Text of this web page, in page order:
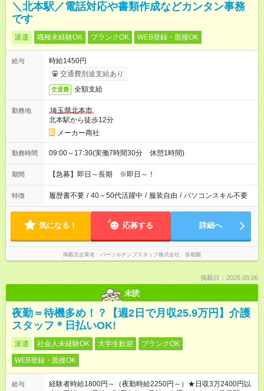
＼北本駅／電話対応や書類作成などカンタン事務
です
派遣 職種未経験OK ブランクOK WEB登録・面接OK
給与
時給1450円
交通費別途支給あり
交通費 全額支給
勤務地
埼玉県北本市
北本駅から徒歩12分
メーカー商社
勤務時間 09:00～17:30(実働7時間30分 休憩1時間)
期間 【急募】即日～長期 ※即日～！
特徴 履歴書不要 / 40～50代活躍中 / 服装自由 / パソコンスキル不要
気になる！ 応募する 詳細へ
掲載元企業名 パーソルテンプスタッフ株式会社 首都圏
掲載日：2026.08.06
未読
夜勤＝待機多め！？【週2日で月収25.9万円】介護
スタッフ＊日払いOK!
派遣 社会人未経験OK 大学生歓迎
ブランクOK
WEB登録・面接OK
給与
経験者時給1800円～（夜勤時給2250円～）★日収3万2400円以